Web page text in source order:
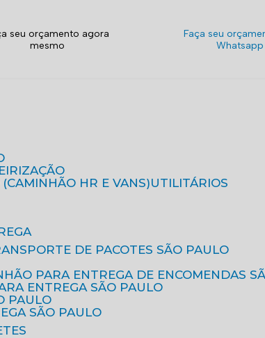
seu orçamento agora
mesmo
Faça seu
Whatsapp
(CAMINHÃO HR E VANS)
UTILITÁRIOS
DE PACOTES SÃO PAULO
PARA ENTREGA DE ENCOMENDAS
ENTREGA SÃO PAULO
PAULO
SÃO PAULO